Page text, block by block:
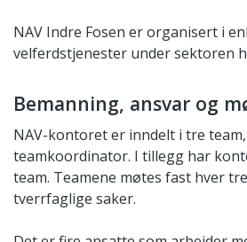
NAV Indre Fosen er organisert i
velferdstjenester under sektoren
Bemanning, ansvar og
NAV-kontoret er inndelt i tre
teamkoordinator. I tillegg har
team. Teamene møtes fast hver
tverrfaglige saker.